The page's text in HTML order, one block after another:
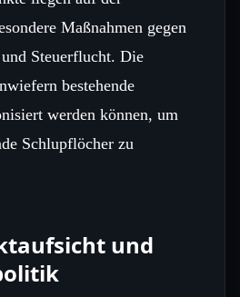
Maßnahmen gegen
Steuerflucht. Die
bestehende
werden können, um
Schlupflöcher zu
und